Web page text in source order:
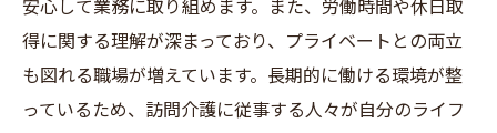
安心して業務に取り組めます。また、労働時間や休日取
得に関する理解が深まっており、プライベートとの両立
も図れる職場が増えています。長期的に働ける環境が整
っているため、訪問介護に従事する人々が自分のライフ